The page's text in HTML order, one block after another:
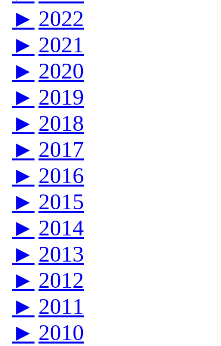
► 2022
► 2021
► 2020
► 2019
► 2018
► 2017
► 2016
► 2015
► 2014
► 2013
► 2012
► 2011
► 2010